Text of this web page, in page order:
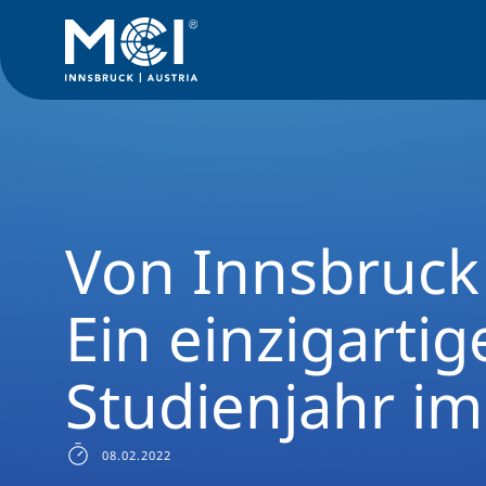
Von
Ein
Studienjahr
08.02.2022